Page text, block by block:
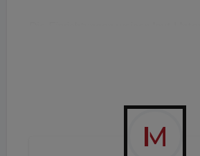
Pflegeheimbetreiber VidaCura